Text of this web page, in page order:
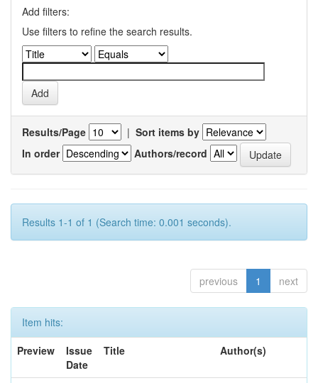
Add filters:
Use filters to refine the search results.
Results/Page | Sort items by
In order
Authors/record
Results 1-1 of 1 (Search time: 0.001 seconds).
previous 1 next
Item hits:
Preview
Issue
Date
Title Author(s)